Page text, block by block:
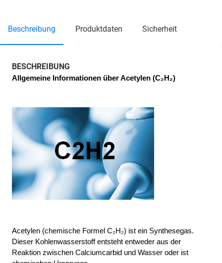
beschreibung produktdaten sicherheit
BESCHREIBUNG
Allgemeine Informationen über Acetylen (C₂H₂)
Acetylen (chemische Formel C₂H₂) ist ein Synthesegas.
Dieser Kohlenwasserstoff entsteht entweder aus der
Reaktion zwischen Calciumcarbid und Wasser oder ist